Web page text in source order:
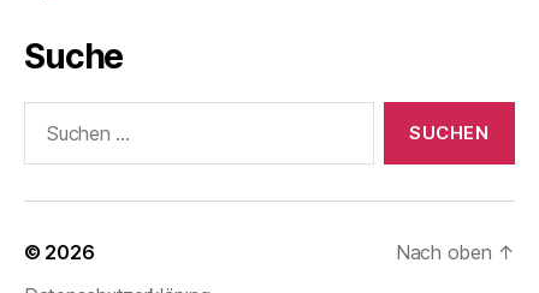
Suche
nach:
© 2026
Nach oben ↑